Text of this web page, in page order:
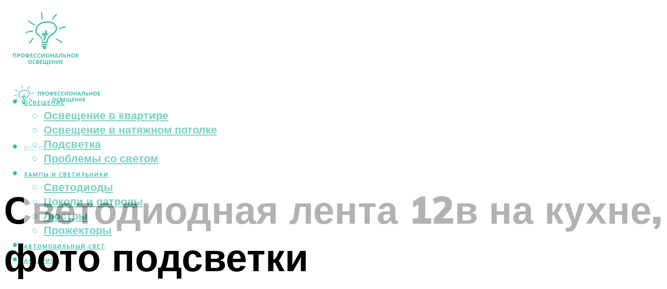
ОСВЕЩЕНИЕ
Освещение в квартире
Освещение в натяжном потолке
Подсветка
Проблемы со светом
ЛАМПЫ И СВЕТИЛЬНИКИ
Светодиоды
Цоколи и патроны
Люстры
Прожекторы
АВТОМОБИЛЬНЫЙ СВЕТ
АКВАРИУМ
МЕНЮ
Светодиодная лента 12в на кухне,
фото подсветки